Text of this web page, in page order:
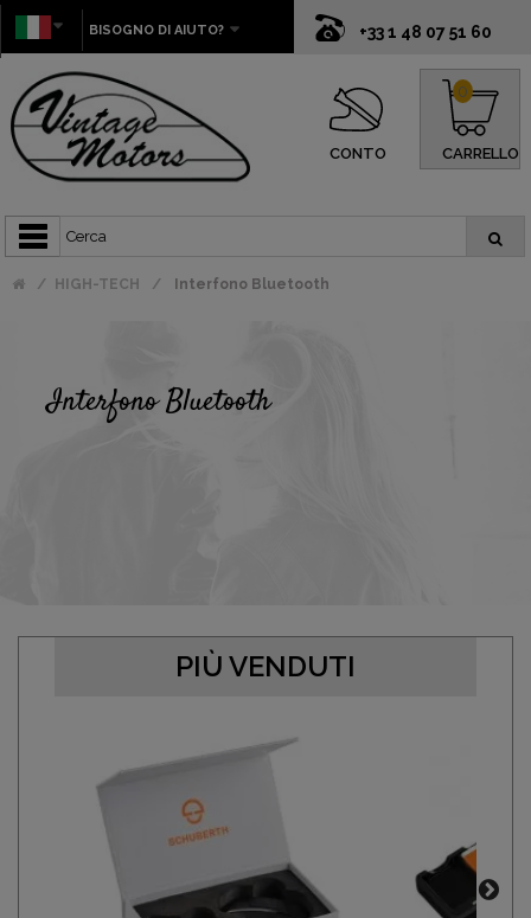
+33 1 48 07 51 60
BISOGNO DI AIUTO?
CONTO CARRELLO
0
HIGH-TECH Interfono Bluetooth
Interfono Bluetooth
PIÙ VENDUTI